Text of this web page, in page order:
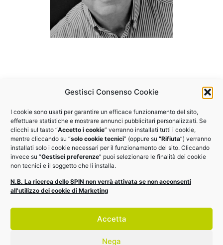
Gestisci Consenso Cookie
I cookie sono usati per garantire un efficace funzionamento del sito,
effettuare statistiche e mostrare annunci pubblicitari personalizzati. Se
clicchi sul tasto “Accetto i cookie” verranno installati tutti i cookie,
mentre cliccando su “solo cookie tecnici” (oppure su “Rifiuta”) verranno
installati solo i cookie necessari per il funzionamento del sito. Cliccando
invece su “Gestisci preferenze” puoi selezionare le finalità dei cookie
non tecnici e il soggetto che li installa.
N.B. La ricerca dello SPIN non verrà attivata se non acconsenti
all'utilizzo dei cookie di Marketing
Accetta
Nega
Vuoi partecipare agli altri
webinar del programma?
Il webinar fa parte del programma